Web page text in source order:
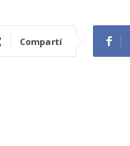
Compartí